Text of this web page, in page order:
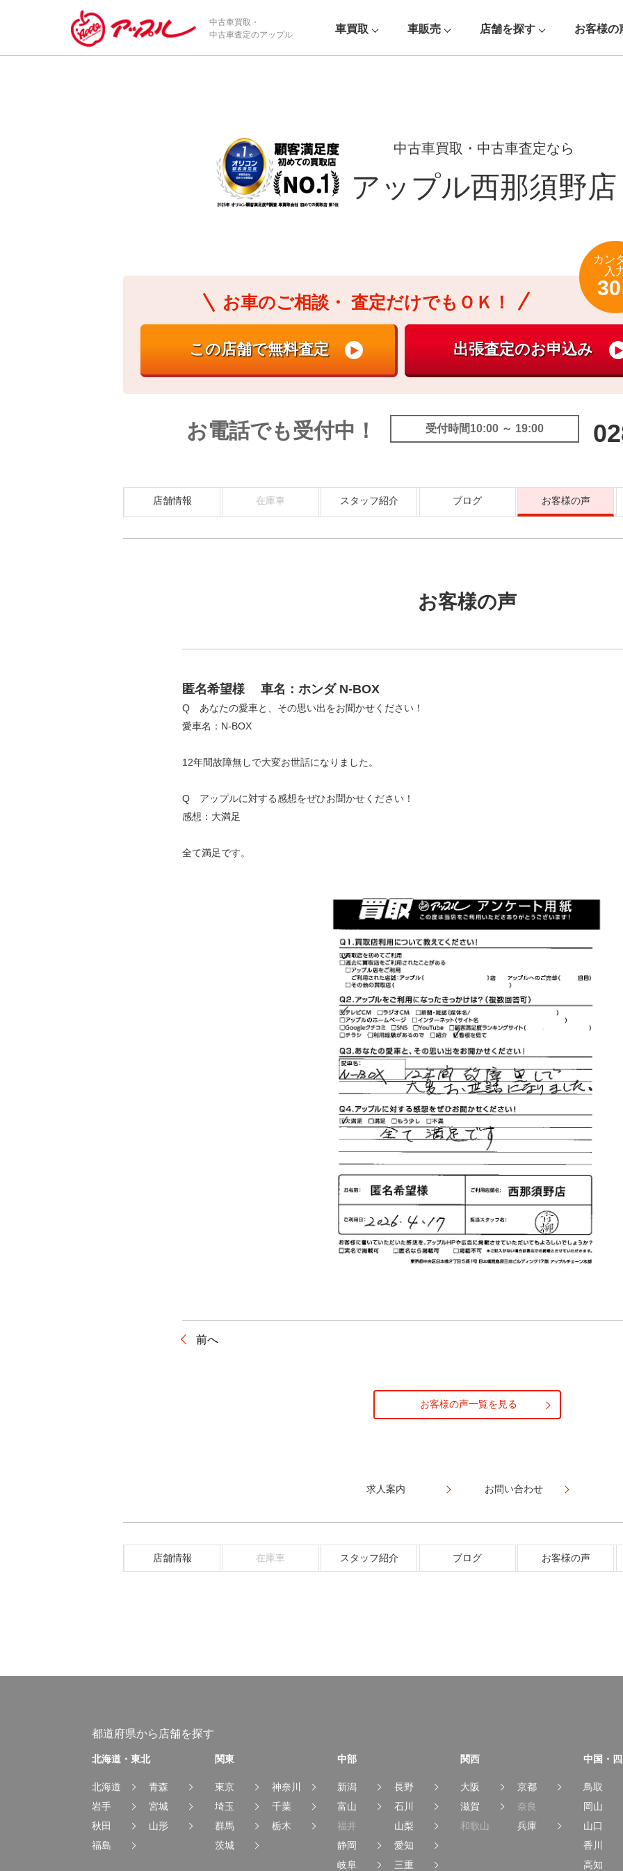
/*ABテスト_新規査定フォームの為のCVボタン*/
中古車買取・
中古車査定のアップル
車買取 車販売 店舗を探す お客様の
中古車買取・中古車査定なら
アップル西那須野店
お車のご相談・ 査定だけでもＯＫ！
カン
入
30
お電話でも受付中！ 受付時間10:00 ～ 19:00
店舗情報 在庫車 スタッフ紹介 ブログ お客様の声
お客様の声
匿名希望様 車名：ホンダ N-BOX
Q あなたの愛車と、その思い出をお聞かせください！
愛車名：N-BOX
12年間故障無しで大変お世話になりました。
Q アップルに対する感想をぜひお聞かせください！
感想：大満足
全て満足です。
前へ
お客様の声一覧を見る
求人案内 お問い合わせ
店舗情報 在庫車 スタッフ紹介 ブログ お客様の声
都道府県から店舗を探す
北海道・東北
北海道
青森
岩手
宮城
秋田
山形
福島
関東
東京
神奈川
埼玉
千葉
群馬
栃木
茨城
中部
新潟
長野
富山
石川
福井
山梨
静岡
愛知
岐阜
三重
関西
大阪
京都
滋賀
奈良
和歌山
兵庫
中国・四
鳥取
岡山
山口
香川
高知